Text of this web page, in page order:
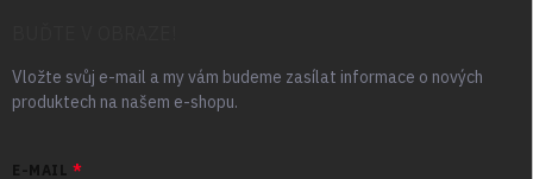
Vložte svůj e-mail a my vám budeme zasílat informace o nových
produktech na našem e-shopu.
E-MAIL